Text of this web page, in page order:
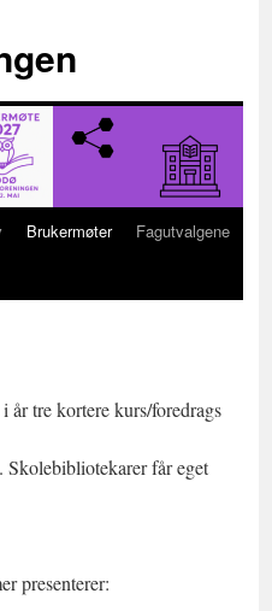
Brukermøter
Fagutvalgene
år tre kortere kurs/foredrags
får eget
presenterer: